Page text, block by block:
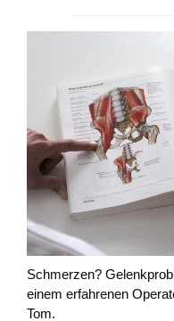
Schmerzen?
einem erfahrenen
Tom.